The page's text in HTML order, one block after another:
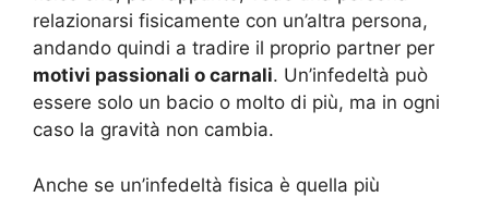
relazionarsi fisicamente con un’altra persona,
andando quindi a tradire il proprio partner per
motivi passionali o carnali. Un’infedeltà può
essere solo un bacio o molto di più, ma in ogni
caso la gravità non cambia.
Anche se un’infedeltà fisica è quella più